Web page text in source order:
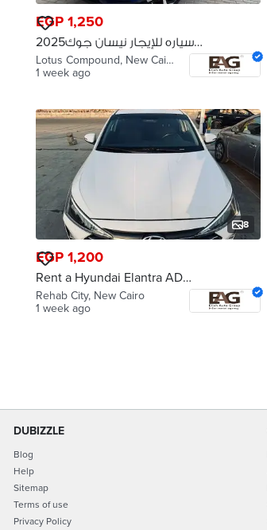
EGP 1,250
سياره للإيجار نيسان جوك2025
Nissan Juke for rent
Lotus Compound, New Cairo
1 week ago
8
EGP 1,200
Rent a Hyundai Elantra AD
2025 ايجار هيونداي النترا
Rehab City, New Cairo
1 week ago
DUBIZZLE
Blog
Help
Sitemap
Terms of use
Privacy Policy